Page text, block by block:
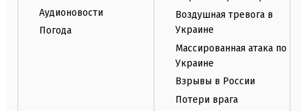
Аудионовости
Погода
Воздушная тревога в
Украине
Массированная атака по
Украине
Взрывы в России
Потери врага